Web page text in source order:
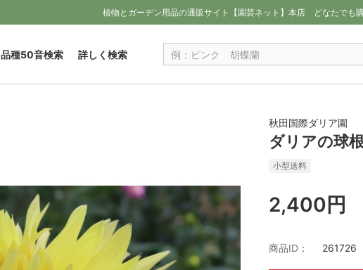
植物とガーデン用品の通販サイト【園芸ネット】本店 どなたでも
品種50音検索 詳しく検索
秋田国際ダリア園
ダリアの球
小型送料
2,400円
商品ID： 261726